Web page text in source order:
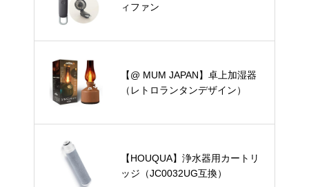
ィファン
【@ MUM JAPAN】卓上加湿器
（レトロランタンデザイン）
【HOUQUA】浄水器用カートリ
ッジ（JC0032UG互換）